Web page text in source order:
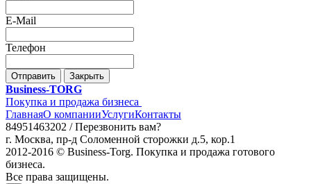
E-Mail
Телефон
Отправить Закрыть
Business-TORG
Покупка и продажа бизнеса
ГлавнаяО компанииУслугиКонтакты
84951463202 /Перезвонить вам?
г. Москва, пр-д Соломенной сторожки д.5, кор.1
2012-2016 © Business-Torg. Покупка и продажа готового
бизнеса.
Все права защищены.